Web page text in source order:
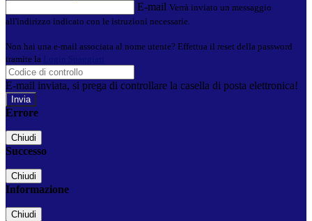
E-mail Verrà inviato un messaggio
all'indirizzo indicato con le istruzioni necessarie.
Non hai una e-mail associata al nome utente? Effettua il reset della password
tramite la
E-mail inviata, si prega di controllare la casella di posta elettronica!
Errore
Chiudi
Successo
Chiudi
Informazione
Chiudi